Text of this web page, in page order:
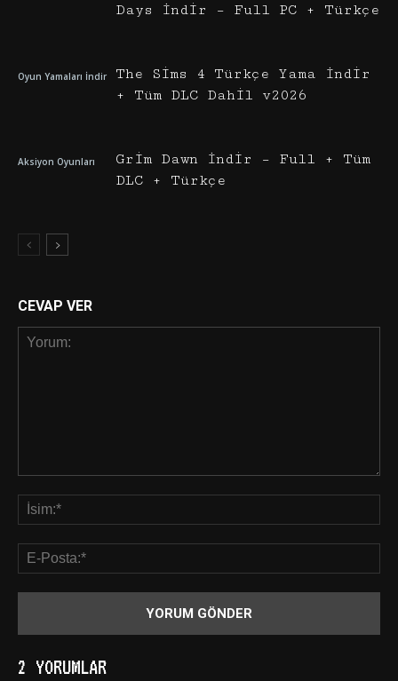
Days İndir – Full PC + Türkçe
Oyun Yamaları İndir
The Sims 4 Türkçe Yama İndir
+ Tüm DLC Dahil v2026
Aksiyon Oyunları
Grim Dawn İndir – Full + Tüm
DLC + Türkçe
CEVAP VER
2 YORUMLAR